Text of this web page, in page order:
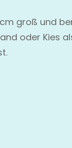
groß und
oder Kies